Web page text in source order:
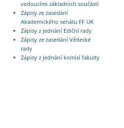
vedoucími základních součástí
Zápisy ze zasedání
Akademického senátu FF UK
Zápisy z jednání Ediční rady
Zápisy ze zasedání Vědecké
rady
Zápisy z jednání komisí fakulty